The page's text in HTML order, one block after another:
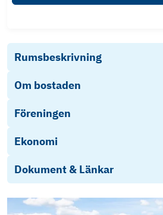
Rumsbeskrivning
Om bostaden
Föreningen
Ekonomi
Dokument & Länkar
2025 Årsredovisning -Brf